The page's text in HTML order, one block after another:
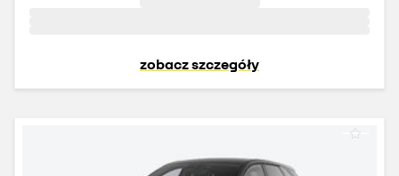
zobacz szczegóły